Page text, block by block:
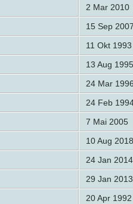
2 Mar 2010
15 Sep 2007
11 Okt 1993
13 Aug 1995
24 Mar 1996
24 Feb
7 Mai 2005
10 Aug 2018
24 Jan 2014
29 Jan 2013
20 Apr 1992